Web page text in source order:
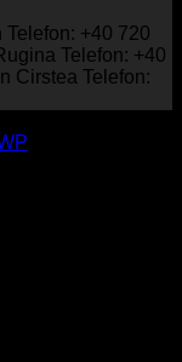
+40 720
Telefon: +40
Cirstea Telefon: